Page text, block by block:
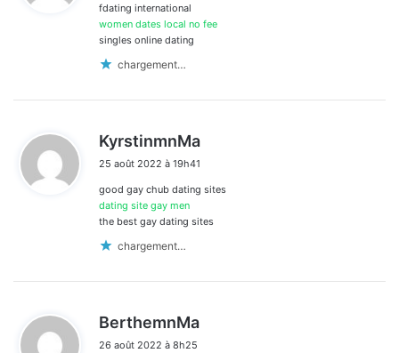
:
fdating international
women dates local no fee
singles online dating
chargement…
KyrstinmnMa
25 août 2022 à 19h41
good gay chub dating sites
dating site gay men
the best gay dating sites
chargement…
BerthemnMa
26 août 2022 à 8h25